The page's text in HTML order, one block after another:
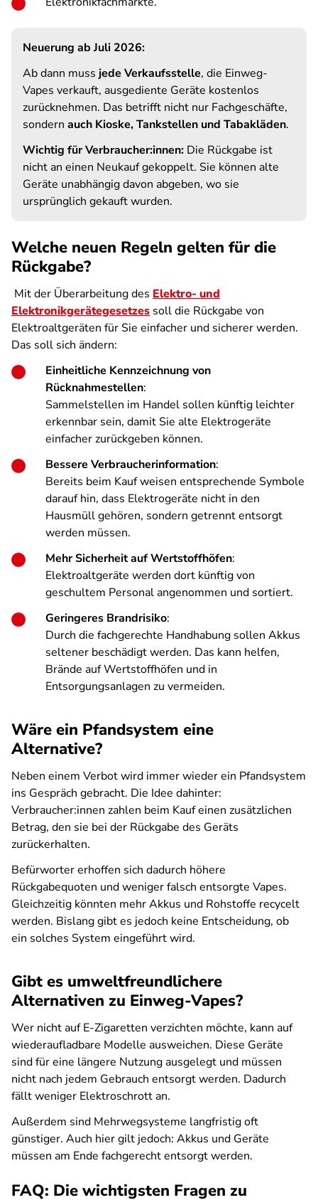
Neuerung ab Juli 2026:
Ab dann muss jede Verkaufsstelle, die Einweg-
Vapes verkauft, ausgediente Geräte kostenlos
zurücknehmen. Das betrifft nicht nur Fachgeschäfte,
sondern auch Kioske, Tankstellen und Tabakläden.
Wichtig für Verbraucher:innen: Die Rückgabe ist
nicht an einen Neukauf gekoppelt. Sie können alte
Geräte unabhängig davon abgeben, wo sie
ursprünglich gekauft wurden.
Welche neuen Regeln gelten für die
Rückgabe?
Mit der Überarbeitung des Elektro- und
Elektronikgerätegesetzes soll die Rückgabe von
Elektroaltgeräten für Sie einfacher und sicherer werden.
Das soll sich ändern:
Einheitliche Kennzeichnung von
Rücknahmestellen:
Sammelstellen im Handel sollen künftig leichter
erkennbar sein, damit Sie alte Elektrogeräte
einfacher zurückgeben können.
Bessere Verbraucherinformation:
Bereits beim Kauf weisen entsprechende Symbole
darauf hin, dass Elektrogeräte nicht in den
Hausmüll gehören, sondern getrennt entsorgt
werden müssen.
Mehr Sicherheit auf Wertstoffhöfen:
Elektroaltgeräte werden dort künftig von
geschultem Personal angenommen und sortiert.
Geringeres Brandrisiko:
Durch die fachgerechte Handhabung sollen Akkus
seltener beschädigt werden. Das kann helfen,
Brände auf Wertstoffhöfen und in
Entsorgungsanlagen zu vermeiden.
Wäre ein Pfandsystem eine
Alternative?
Neben einem Verbot wird immer wieder ein Pfandsystem
ins Gespräch gebracht. Die Idee dahinter:
Verbraucher:innen zahlen beim Kauf einen zusätzlichen
Betrag, den sie bei der Rückgabe des Geräts
zurückerhalten.
Befürworter erhoffen sich dadurch höhere
Rückgabequoten und weniger falsch entsorgte Vapes.
Gleichzeitig könnten mehr Akkus und Rohstoffe recycelt
werden. Bislang gibt es jedoch keine Entscheidung, ob
ein solches System eingeführt wird.
Gibt es umweltfreundlichere
Alternativen zu Einweg-Vapes?
Wer nicht auf E-Zigaretten verzichten möchte, kann auf
wiederaufladbare Modelle ausweichen. Diese Geräte
sind für eine längere Nutzung ausgelegt und müssen
nicht nach jedem Gebrauch entsorgt werden. Dadurch
fällt weniger Elektroschrott an.
Außerdem sind Mehrwegsysteme langfristig oft
günstiger. Auch hier gilt jedoch: Akkus und Geräte
müssen am Ende fachgerecht entsorgt werden.
FAQ: Die wichtigsten Fragen zu